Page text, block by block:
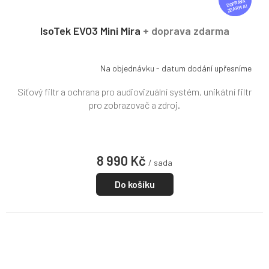
D
A
ZDARMA
IsoTek EVO3 Mini Mira + doprava zdarma
Na objednávku - datum dodání upřesníme
8 990 Kč / sada
Do košíku
Síťový filtr a ochrana pro audiovizuální systém, unikátní filtr
pro zobrazovač a zdroj.